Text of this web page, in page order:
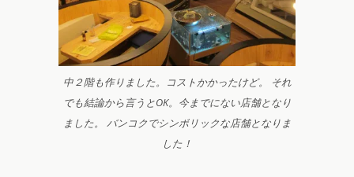
中２階も作りました。コストかかったけど。 それ
でも結論から言うとOK。今までにない店舗となり
ました。 バンコクでシンボリックな店舗となりま
した！